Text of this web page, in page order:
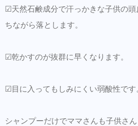
☑︎天然石鹸成分で汗っかきな子供の頭
ちながら落とします。
☑︎乾かすのが抜群に早くなります。
☑︎目に入ってもしみにくい弱酸性です
シャンプーだけでママさんも子供さ